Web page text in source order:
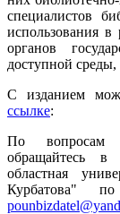
специалистов
использования в
органов
доступной
С изданием
ссылке:
По вопросам
обращайтесь в
областная
Курбатова"